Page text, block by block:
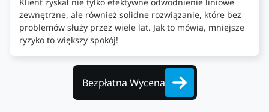
zewnętrzne, ale również solidne rozwiązanie, które bez
problemów służy przez wiele lat. Jak to mówią, mniejsze
ryzyko to większy spokój!
Bezpłatna Wycena